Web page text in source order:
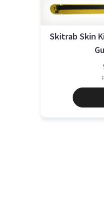
Skitrab Skin